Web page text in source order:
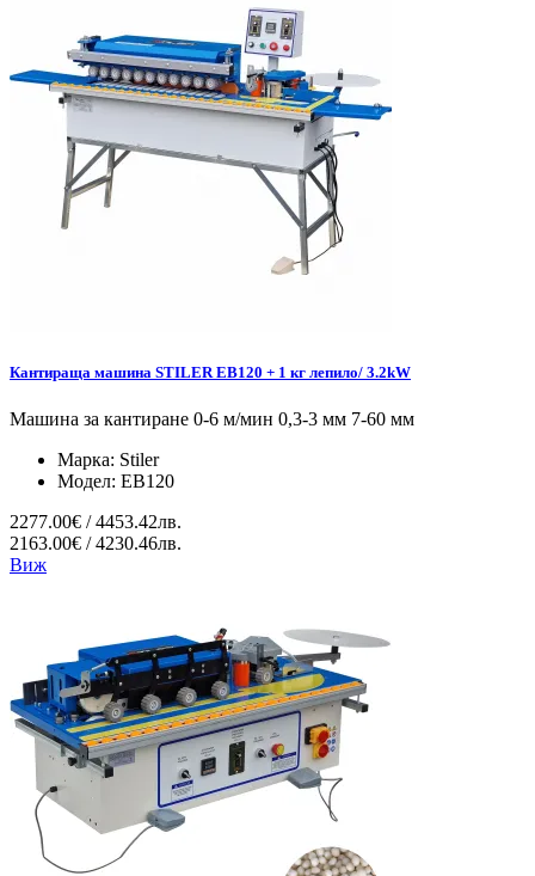
Кантираща машина STILER EB120 + 1 кг лепило/ 3.2kW
Машина за кантиране 0-6 м/мин 0,3-3 мм 7-60 мм
Марка: Stiler
Модел: EB120
2277.00€ / 4453.42лв.
2163.00€ / 4230.46лв.
Виж